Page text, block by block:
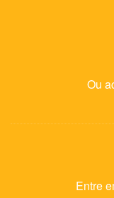
Ou
Entre